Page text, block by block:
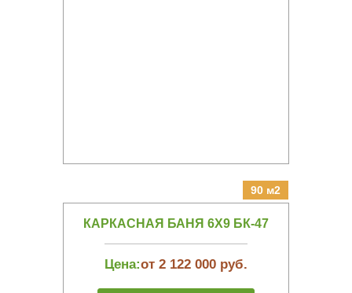
90 м2
КАРКАСНАЯ БАНЯ 6Х9 БК-47
Цена:от 2 122 000 руб.